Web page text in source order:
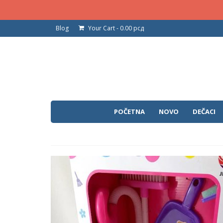
Blog Your Cart- 0.00 рсд
POČETNA NOVO DEČACI